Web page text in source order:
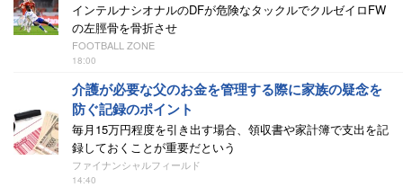
インテルナシオナルのDFが危険なタックルでクルゼイロFW
の左脛骨を骨折させ
FOOTBALL ZONE
18:00
介護が必要な父のお金を管理する際に家族の疑念を
防ぐ記録のポイント
毎月15万円程度を引き出す場合、領収書や家計簿で支出を記
録しておくことが重要だという
ファイナンシャルフィールド
14:40